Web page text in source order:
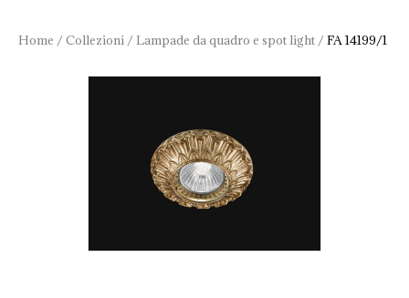
Home /Collezioni /Lampade da quadro e spot light /FA 14199/1